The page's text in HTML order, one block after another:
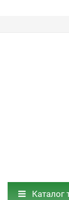
Каталог